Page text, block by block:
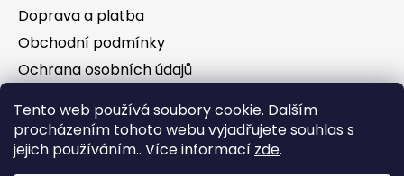
Tento web používá soubory cookie. Dalším
procházením tohoto webu vyjadřujete souhlas s
jejich používáním.. Více informací zde.
Doprava a platba
Obchodní podmínky
Ochrana osobních údajů
Facebook